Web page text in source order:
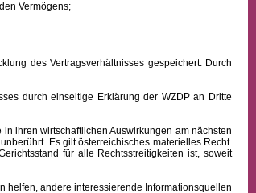
Vermögens;
des Vertragsverhältnisses gespeichert. Durch
durch einseitige Erklärung der WZDP an Dritte
ihren wirtschaftlichen Auswirkungen am nächsten
Es gilt österreichisches materielles Recht.
für alle Rechtsstreitigkeiten ist, soweit
andere interessierende Informationsquellen